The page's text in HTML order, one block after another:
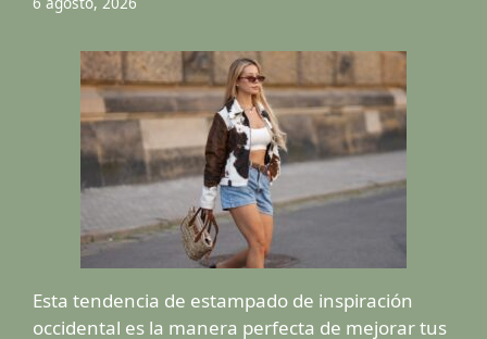
Esta tendencia de estampado de inspiración
occidental es la manera perfecta de mejorar tus